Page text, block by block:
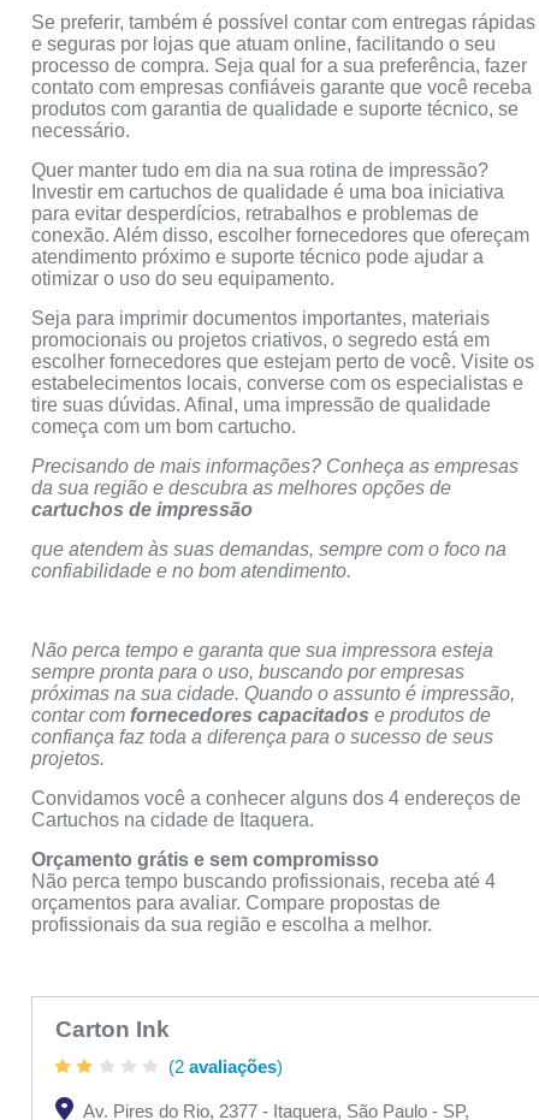
Se preferir, também é possível contar com entregas rápidas
e seguras por lojas que atuam online, facilitando o seu
processo de compra. Seja qual for a sua preferência, fazer
contato com empresas confiáveis garante que você receba
produtos com garantia de qualidade e suporte técnico, se
necessário.
Quer manter tudo em dia na sua rotina de impressão?
Investir em cartuchos de qualidade é uma boa iniciativa
para evitar desperdícios, retrabalhos e problemas de
conexão. Além disso, escolher fornecedores que ofereçam
atendimento próximo e suporte técnico pode ajudar a
otimizar o uso do seu equipamento.
Seja para imprimir documentos importantes, materiais
promocionais ou projetos criativos, o segredo está em
escolher fornecedores que estejam perto de você. Visite os
estabelecimentos locais, converse com os especialistas e
tire suas dúvidas. Afinal, uma impressão de qualidade
começa com um bom cartucho.
Precisando de mais informações? Conheça as empresas
da sua região e descubra as melhores opções de
cartuchos de impressão
que atendem às suas demandas, sempre com o foco na
confiabilidade e no bom atendimento.
Não perca tempo e garanta que sua impressora esteja
sempre pronta para o uso, buscando por empresas
próximas na sua cidade. Quando o assunto é impressão,
contar com fornecedores capacitados e produtos de
confiança faz toda a diferença para o sucesso de seus
projetos.
Convidamos você a conhecer alguns dos 4 endereços de
Cartuchos na cidade de Itaquera.
Orçamento grátis e sem compromisso
Não perca tempo buscando profissionais, receba até 4
orçamentos para avaliar. Compare propostas de
profissionais da sua região e escolha a melhor.
Carton Ink
(2 avaliações)
Av. Pires do Rio, 2377 - Itaquera, São Paulo - SP,